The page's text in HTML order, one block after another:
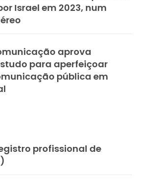
Israel em 2023, num
aprova
para aperfeiçoar
pública em
profissional de